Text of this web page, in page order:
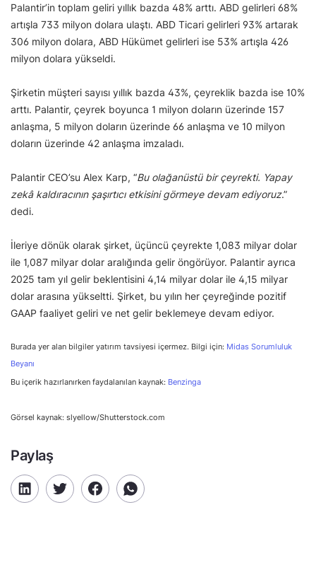
Palantir’in toplam geliri yıllık bazda 48% arttı. ABD gelirleri 68%
artışla 733 milyon dolara ulaştı. ABD Ticari gelirleri 93% artarak
306 milyon dolara, ABD Hükümet gelirleri ise 53% artışla 426
milyon dolara yükseldi.
Şirketin müşteri sayısı yıllık bazda 43%, çeyreklik bazda ise 10%
arttı. Palantir, çeyrek boyunca 1 milyon doların üzerinde 157
anlaşma, 5 milyon doların üzerinde 66 anlaşma ve 10 milyon
doların üzerinde 42 anlaşma imzaladı.
Palantir CEO’su Alex Karp, “Bu olağanüstü bir çeyrekti. Yapay
zekâ kaldıracının şaşırtıcı etkisini görmeye devam ediyoruz.”
dedi.
İleriye dönük olarak şirket, üçüncü çeyrekte 1,083 milyar dolar
ile 1,087 milyar dolar aralığında gelir öngörüyor. Palantir ayrıca
2025 tam yıl gelir beklentisini 4,14 milyar dolar ile 4,15 milyar
dolar arasına yükseltti. Şirket, bu yılın her çeyreğinde pozitif
GAAP faaliyet geliri ve net gelir beklemeye devam ediyor.
Burada yer alan bilgiler yatırım tavsiyesi içermez. Bilgi için: Midas Sorumluluk
Beyanı
Bu içerik hazırlanırken faydalanılan kaynak: Benzinga
Görsel kaynak: slyellow/Shutterstock.com
Paylaş